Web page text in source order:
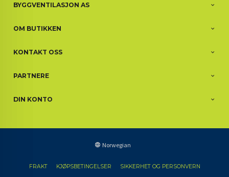
BYGGVENTILASJON AS
OM BUTIKKEN
KONTAKT OSS
PARTNERE
DIN KONTO
Norwegian
FRAKT KJØPSBETINGELSER SIKKERHET OG PERSONVERN